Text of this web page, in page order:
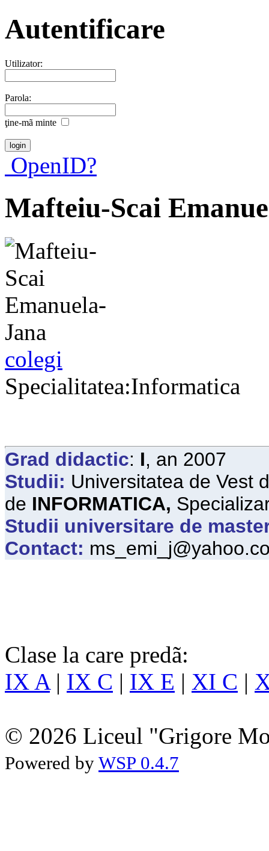
Autentificare
Utilizator:
Parola:
ţine-mã minte
OpenID?
Mafteiu-Scai
colegi
Specialitatea:Informatica
Grad didactic: I, an 2007
Studii: Universitatea de Vest
de INFORMATICA,
Studii universitare de
Contact:
Clase la care predã:
IX A | IX C | IX E | XI C |
© 2026 Liceul "Grigore
Powered by WSP 0.4.7